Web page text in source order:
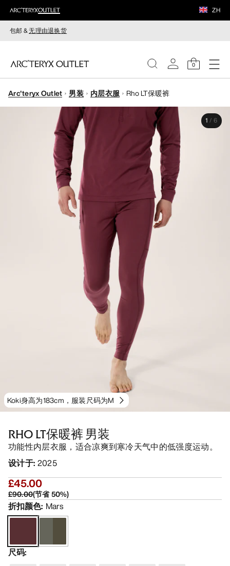
ZH
包邮 &无理由退换货
0
女装
Arc'teryx Outlet 男装 内层衣服 Rho LT保暖裤
Koki身高为183cm，服装尺码为M
1 / 6
RHO LT保暖裤 男装
功能性内层衣服，适合凉爽到寒冷天气中的低强度运动。
设计于: 2025
£45.00
£90.00(节省50%)
折扣颜色: Mars
尺码: